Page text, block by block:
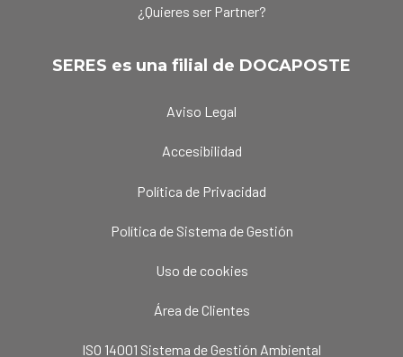
¿Quieres ser Partner?
SERES es una filial de DOCAPOSTE
Aviso Legal
Accesibilidad
Política de Privacidad
Política de Sistema de Gestión
Uso de cookies
Área de Clientes
ISO 14001 Sistema de Gestión Ambiental